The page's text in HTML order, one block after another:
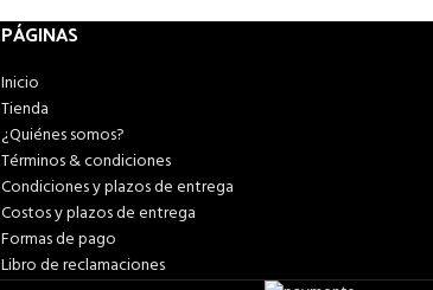
PÁGINAS
Inicio
Tienda
¿Quiénes somos?
Términos & condiciones
Condiciones y plazos de entrega
Costos y plazos de entrega
Formas de pago
Libro de reclamaciones